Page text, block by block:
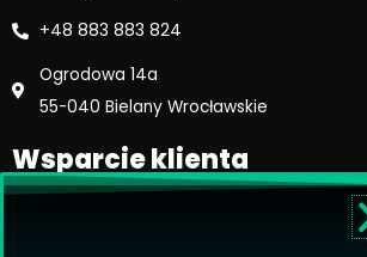
+48 883 883 824
Ogrodowa 14a
55-040 Bielany Wrocławskie
Wsparcie klienta